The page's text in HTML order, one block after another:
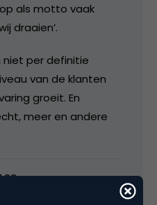
als motto vaak
draaien’.
per definitie
van de klanten
groeit. En
meer en andere